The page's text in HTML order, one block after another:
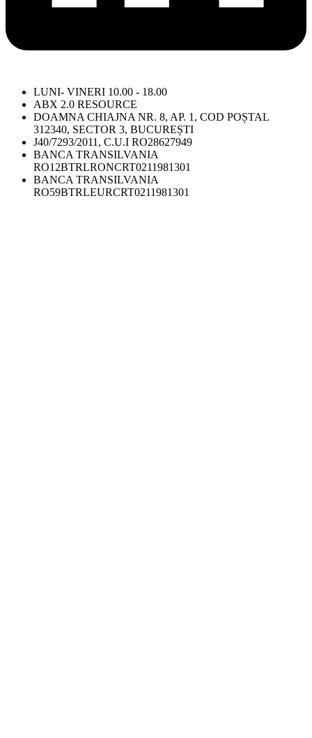
LUNI- VINERI 10.00 - 18.00
ABX 2.0 RESOURCE
DOAMNA CHIAJNA NR. 8, AP. 1, COD POȘTAL
312340, SECTOR 3, BUCUREȘTI
J40/7293/2011, C.U.I RO28627949
BANCA TRANSILVANIA
RO12BTRLRONCRT0211981301
BANCA TRANSILVANIA
RO59BTRLEURCRT0211981301